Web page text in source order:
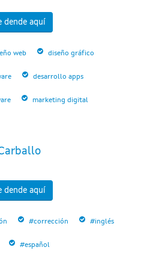
dende aquí
web diseño gráfico
desarrollo apps
marketing digital
dende aquí
#corrección #inglés
#español